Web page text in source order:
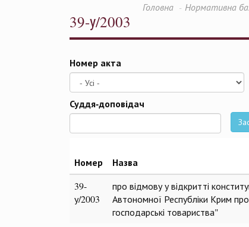
Головна Нормативна
39-у/2003
Номер акта
Суддя-доповідач
Номер Назва
39-
у/2003
про відмову у відкритті
Автономної Республіки Крим
господарські товариства"